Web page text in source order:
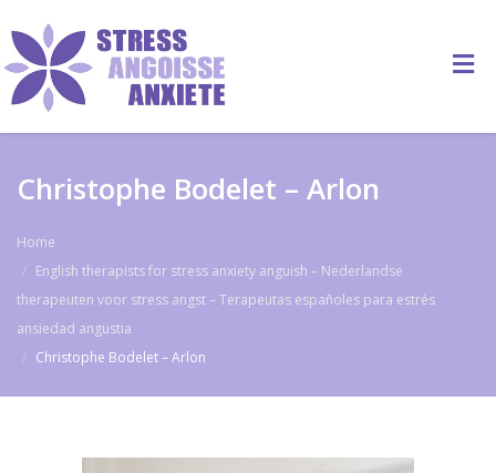
Christophe Bodelet – Arlon
Home
English therapists for stress anxiety anguish – Nederlandse
therapeuten voor stress angst – Terapeutas españoles para estrés
ansiedad angustia
Christophe Bodelet – Arlon